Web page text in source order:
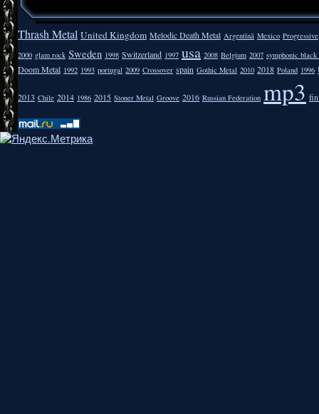
Thrash Metal United Kingdom Melodic Death Metal Argentīnā Mexico Progressive
2000 glam rock Sweden 1998 Switzerland 1997 usa 2008 Belgium 2007 symphonic
Doom Metal 1992 1993 portugal 2009 Crossover spain Gothic Metal 2010 2018 Poland 1996
2013 Chile 2014 1986 2015 Stoner Metal Groove 2016 Russian Federation mp3